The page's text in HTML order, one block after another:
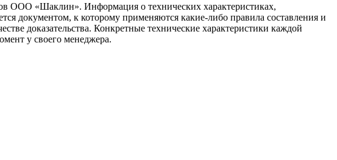
ООО «Шаклин». Информация о технических характеристиках,
документом, к которому применяются какие-либо правила составления и
доказательства. Конкретные технические характеристики каждой
у своего менеджера.